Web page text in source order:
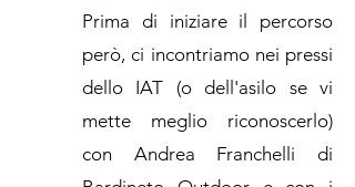
Prima di iniziare il percorso
però, ci incontriamo nei pressi
dello IAT (o dell'asilo se vi
mette meglio riconoscerlo)
con Andrea Franchelli di